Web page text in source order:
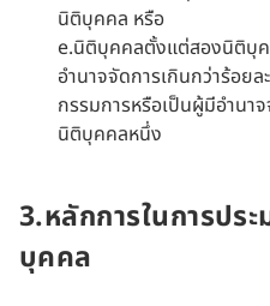
นิติบุคคล หรือ
e.นิติบุคคลตั้งแต่สองนิติบุ
อำนาจจัดการเกินกว่าร้อย
กรรมการหรือเป็นผู้มีอำนา
นิติบุคคลหนึ่ง
3.หลักการในการปร
บุคคล